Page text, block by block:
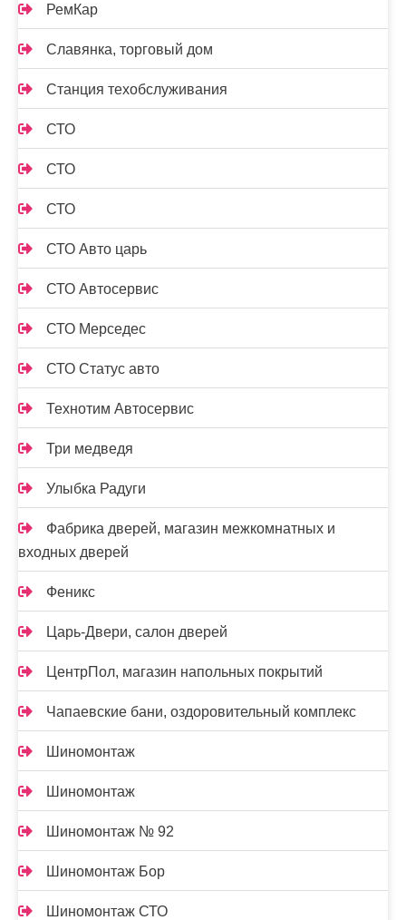
РемКар
Славянка, торговый дом
Станция техобслуживания
СТО
СТО
СТО
СТО Авто царь
СТО Автосервис
СТО Мерседес
СТО Статус авто
Технотим Автосервис
Три медведя
Улыбка Радуги
Фабрика дверей, магазин межкомнатных и
входных дверей
Феникс
Царь-Двери, салон дверей
ЦентрПол, магазин напольных покрытий
Чапаевские бани, оздоровительный комплекс
Шиномонтаж
Шиномонтаж
Шиномонтаж № 92
Шиномонтаж Бор
Шиномонтаж СТО